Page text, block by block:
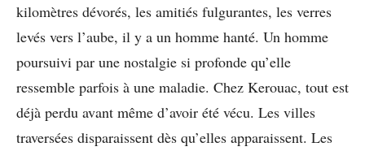
kilomètres dévorés, les amitiés fulgurantes, les verres
levés vers l’aube, il y a un homme hanté. Un homme
poursuivi par une nostalgie si profonde qu’elle
ressemble parfois à une maladie. Chez Kerouac, tout est
déjà perdu avant même d’avoir été vécu. Les villes
traversées disparaissent dès qu’elles apparaissent. Les